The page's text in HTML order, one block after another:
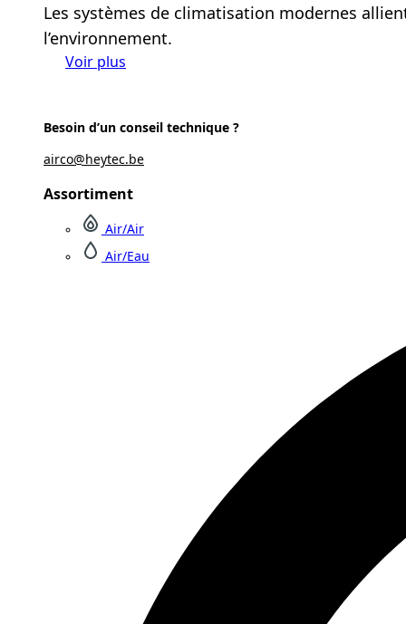
Les systèmes de climatisation modernes
l’environnement.
Voir plus
Besoin d’un conseil technique ?
airco@heytec.be
Assortiment
Air/Air
Air/Eau